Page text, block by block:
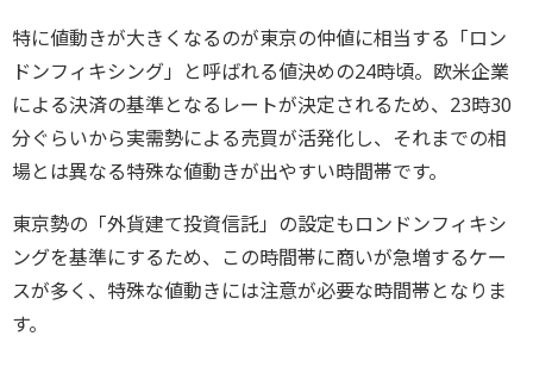
特に値動きが大きくなるのが東京の仲値に相当する「ロン
ドンフィキシング」と呼ばれる値決めの24時頃。欧米企業
による決済の基準となるレートが決定されるため、23時30
分ぐらいから実需勢による売買が活発化し、それまでの相
場とは異なる特殊な値動きが出やすい時間帯です。
東京勢の「外貨建て投資信託」の設定もロンドンフィキシ
ングを基準にするため、この時間帯に商いが急増するケー
スが多く、特殊な値動きには注意が必要な時間帯となりま
す。